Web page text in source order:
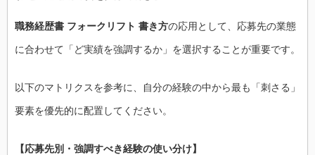
職務経歴書 フォークリフト 書き方の応用として、応募先の業態
に合わせて「ど実績を強調するか」を選択することが重要です。
以下のマトリクスを参考に、自分の経験の中から最も「刺さる」
要素を優先的に配置してください。
【応募先別・強調すべき経験の使い分け】